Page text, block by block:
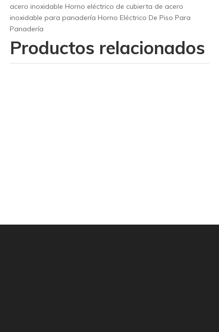
acero inoxidable Horno eléctrico de cubierta de acero
inoxidable para panadería Horno Eléctrico De Piso Para
Panadería
Productos relacionados